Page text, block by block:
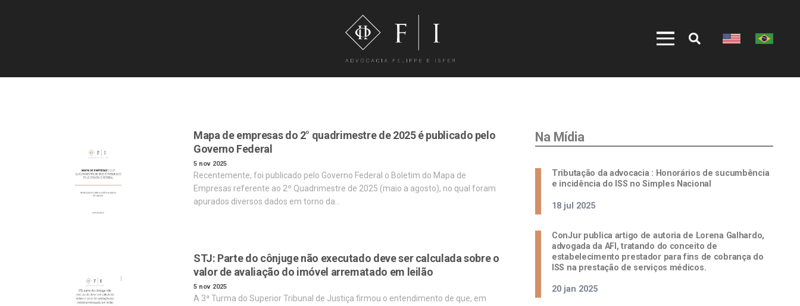
Mapa de empresas do 2° quadrimestre de 2025 é publicado pelo
Governo Federal
5 nov 2025
Recentemente, foi publicado pelo Governo Federal o Boletim do Mapa de
Empresas referente ao 2º Quadrimestre de 2025 (maio a agosto), no qual foram
apurados diversos dados em torno da…
STJ: Parte do cônjuge não executado deve ser calculada sobre o
valor de avaliação do imóvel arrematado em leilão
5 nov 2025
A 3ª Turma do Superior Tribunal de Justiça firmou o entendimento de que, em
Na Mídia
Tributação da advocacia : Honorários de sucumbência
e incidência do ISS no Simples Nacional
18 jul 2025
ConJur publica artigo de autoria de Lorena Galhardo,
advogada da AFI, tratando do conceito de
estabelecimento prestador para fins de cobrança do
ISS na prestação de serviços médicos.
20 jan 2025